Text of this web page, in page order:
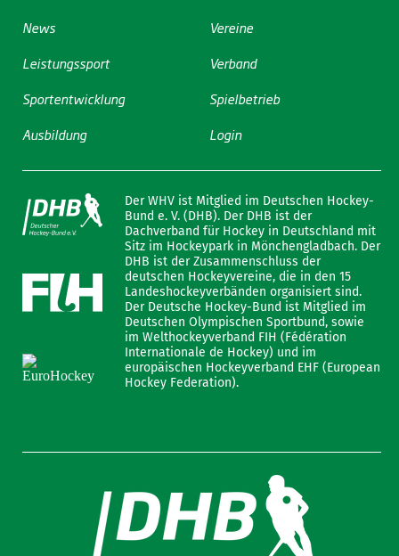
News
Leistungssport
Sportentwicklung
Ausbildung
Vereine
Verband
Spielbetrieb
Login
Der WHV ist Mitglied im Deutschen Hockey-
Bund e. V. (DHB). Der DHB ist der
Dachverband für Hockey in Deutschland mit
Sitz im Hockeypark in Mönchengladbach. Der
DHB ist der Zusammenschluss der
deutschen Hockeyvereine, die in den 15
Landeshockeyverbänden organisiert sind.
Der Deutsche Hockey-Bund ist Mitglied im
Deutschen Olympischen Sportbund, sowie
im Welthockeyverband FIH (Fédération
Internationale de Hockey) und im
europäischen Hockeyverband EHF (European
Hockey Federation).